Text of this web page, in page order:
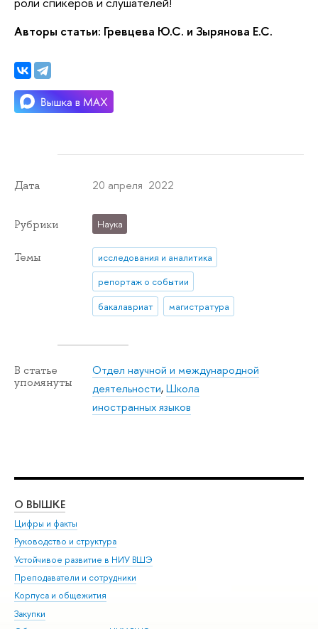
Авторы статьи: Гревцева Ю.С. и Зырянова Е.С.
Дата 20 апреля 2022
Рубрики Наука
Темы
исследования и аналитика
репортаж о событии
бакалавриат
магистратура
В статье
упомянуты
Отдел научной и международной
деятельности,Школа
иностранных языков
О ВЫШКЕ
Цифры и факты
Руководство и структура
Устойчивое развитие в НИУ ВШЭ
Преподаватели и сотрудники
Корпуса и общежития
Закупки